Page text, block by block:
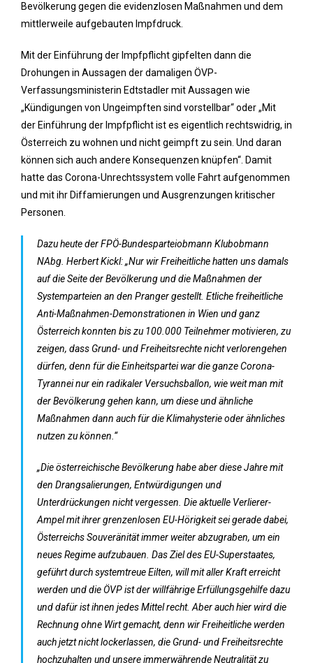
Bevölkerung gegen die evidenzlosen Maßnahmen und dem
mittlerweile aufgebauten Impfdruck.
Mit der Einführung der Impfpflicht gipfelten dann die
Drohungen in Aussagen der damaligen ÖVP-
Verfassungsministerin Edtstadler mit Aussagen wie
„Kündigungen von Ungeimpften sind vorstellbar“ oder „Mit
der Einführung der Impfpflicht ist es eigentlich rechtswidrig, in
Österreich zu wohnen und nicht geimpft zu sein. Und daran
können sich auch andere Konsequenzen knüpfen“. Damit
hatte das Corona-Unrechtssystem volle Fahrt aufgenommen
und mit ihr Diffamierungen und Ausgrenzungen kritischer
Personen.
Dazu heute der FPÖ-Bundesparteiobmann Klubobmann
NAbg. Herbert Kickl: „Nur wir Freiheitliche hatten uns damals
auf die Seite der Bevölkerung und die Maßnahmen der
Systemparteien an den Pranger gestellt. Etliche freiheitliche
Anti-Maßnahmen-Demonstrationen in Wien und ganz
Österreich konnten bis zu 100.000 Teilnehmer motivieren, zu
zeigen, dass Grund- und Freiheitsrechte nicht verlorengehen
dürfen, denn für die Einheitspartei war die ganze Corona-
Tyrannei nur ein radikaler Versuchsballon, wie weit man mit
der Bevölkerung gehen kann, um diese und ähnliche
Maßnahmen dann auch für die Klimahysterie oder ähnliches
nutzen zu können.“
„Die österreichische Bevölkerung habe aber diese Jahre mit
den Drangsalierungen, Entwürdigungen und
Unterdrückungen nicht vergessen. Die aktuelle Verlierer-
Ampel mit ihrer grenzenlosen EU-Hörigkeit sei gerade dabei,
Österreichs Souveränität immer weiter abzugraben, um ein
neues Regime aufzubauen. Das Ziel des EU-Superstaates,
geführt durch systemtreue Eilten, will mit aller Kraft erreicht
werden und die ÖVP ist der willfährige Erfüllungsgehilfe dazu
und dafür ist ihnen jedes Mittel recht. Aber auch hier wird die
Rechnung ohne Wirt gemacht, denn wir Freiheitliche werden
auch jetzt nicht lockerlassen, die Grund- und Freiheitsrechte
hochzuhalten und unsere immerwährende Neutralität zu